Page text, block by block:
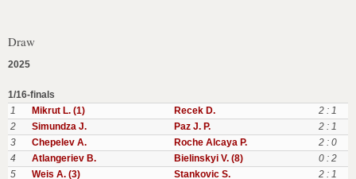
Draw
2025
1/16-finals
1
Mikrut L. (1) Recek D.
2 : 1
2
Simundza J. Paz J. P.
2 : 1
3
Chepelev A. Roche Alcaya P.
2 : 0
4
Atlangeriev B. Bielinskyi V. (8)
0 : 2
5
Weis A. (3) Stankovic S.
2 : 1